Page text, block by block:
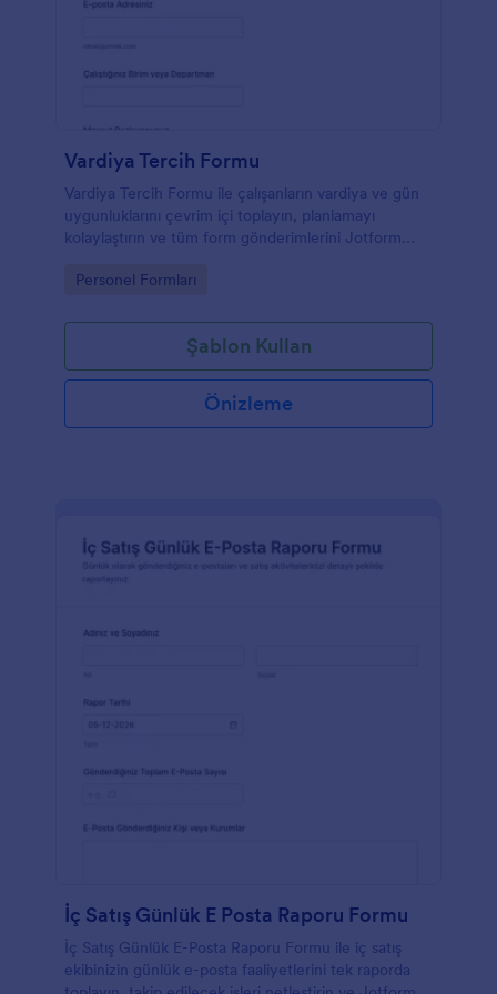
Vardiya Tercih Formu
Vardiya Tercih Formu ile çalışanların vardiya ve gün
uygunluklarını çevrim içi toplayın, planlamayı
kolaylaştırın ve tüm form gönderimlerini Jotform
Go to Category:
Personel Formları
Şablon Kullan
Önizleme
İç Satış Günlük E Posta Raporu Formu
İç Satış Günlük E-Posta Raporu Formu ile iç satış
ekibinizin günlük e-posta faaliyetlerini tek raporda